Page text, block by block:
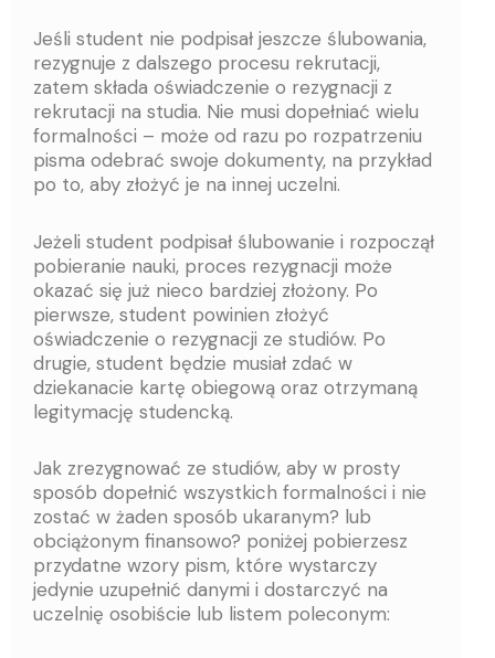
Jeśli student nie podpisał jeszcze ślubowania,
rezygnuje z dalszego procesu rekrutacji,
zatem składa oświadczenie o rezygnacji z
rekrutacji na studia. Nie musi dopełniać wielu
formalności – może od razu po rozpatrzeniu
pisma odebrać swoje dokumenty, na przykład
po to, aby złożyć je na innej uczelni.
Jeżeli student podpisał ślubowanie i rozpoczął
pobieranie nauki, proces rezygnacji może
okazać się już nieco bardziej złożony. Po
pierwsze, student powinien złożyć
oświadczenie o rezygnacji ze studiów. Po
drugie, student będzie musiał zdać w
dziekanacie kartę obiegową oraz otrzymaną
legitymację studencką.
Jak zrezygnować ze studiów, aby w prosty
sposób dopełnić wszystkich formalności i nie
zostać w żaden sposób ukaranym? lub
obciążonym finansowo? poniżej pobierzesz
przydatne wzory pism, które wystarczy
jedynie uzupełnić danymi i dostarczyć na
uczelnię osobiście lub listem poleconym: